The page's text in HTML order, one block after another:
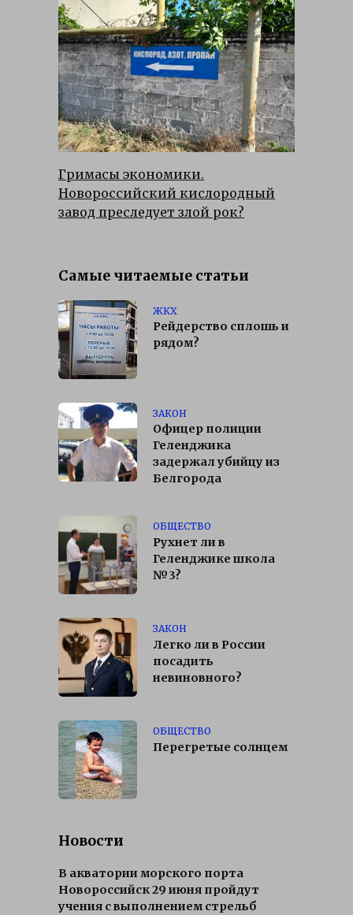
Гримасы экономики.
Новороссийский кислородный
завод преследует злой рок?
Самые читаемые статьи
ЖКХ
Рейдерство сплошь и
рядом?
ЗАКОН
Офицер полиции
Геленджика
задержал убийцу из
Белгорода
ОБЩЕСТВО
Рухнет ли в
Геленджике школа
№3?
ЗАКОН
Легко ли в России
посадить
невиновного?
ОБЩЕСТВО
Перегретые солнцем
Новости
В акватории морского порта
Новороссийск 29 июня пройдут
учения с выполнением стрельб